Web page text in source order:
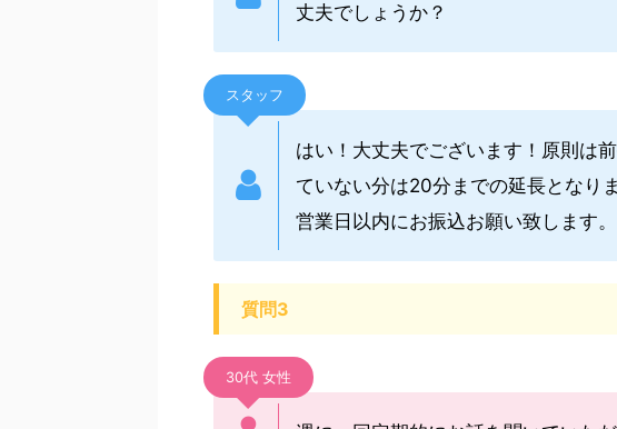
丈夫でしょうか？
スタッフ
はい！大丈夫でございます！原則は
ていない分は20分までの延長となり
営業日以内にお振込お願い致します。
質問3
30代 女性